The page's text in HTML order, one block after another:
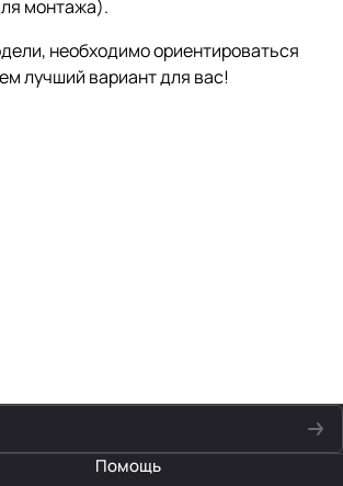
монтажа).
необходимо ориентироваться
лучший вариант для вас!
Помощь